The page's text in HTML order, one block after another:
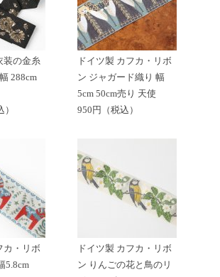
装の金糸
288cm
ドイツ製 カフカ・リボ
ン ジャガード織り 幅
5cm 50cm売り 天使
950円（税込）
カ・リボ
5.8cm
ドイツ製 カフカ・リボ
ン りんごの花と鳥のリ